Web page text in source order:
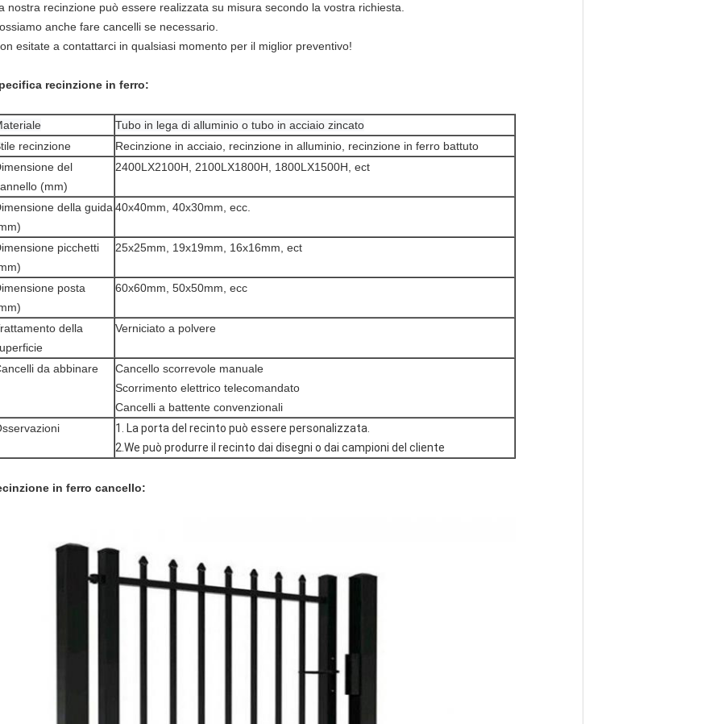
nostra recinzione può essere realizzata su misura secondo la vostra richiesta.
anche fare cancelli se necessario.
esitate a contattarci in qualsiasi momento per il miglior preventivo!
recinzione in ferro:
Tubo in lega di alluminio o tubo in acciaio zincato
recinzione
Recinzione in acciaio, recinzione in alluminio, recinzione in ferro battuto
del
(mm)
2400LX2100H, 2100LX1800H, 1800LX1500H, ect
della guida 40x40mm, 40x30mm, ecc.
picchetti
25x25mm, 19x19mm, 16x16mm, ect
posta
60x60mm, 50x50mm, ecc
della
Verniciato a polvere
da abbinare
Cancello scorrevole manuale
Scorrimento elettrico telecomandato
Cancelli a battente convenzionali
1. La porta del recinto può essere personalizzata.
2.We può produrre il recinto dai disegni o dai campioni del cliente
in ferro cancello: